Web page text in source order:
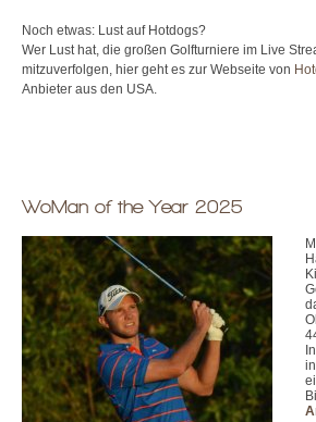
Noch etwas: Lust auf Hotdogs?
Wer Lust hat, die großen Golfturniere im Live
mitzuverfolgen, hier geht es zur Webseite von
Anbieter aus den USA.
WoMan of the Year 2025